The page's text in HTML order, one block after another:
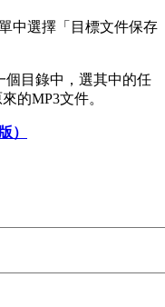
中選擇「目標文件保存
個目錄中，選其中的任
的MP3文件。
）